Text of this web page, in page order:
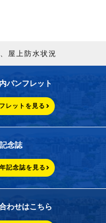
屋上防水状況
パンフレット
レットを見る
念誌
記念誌を見る
わせはこちら